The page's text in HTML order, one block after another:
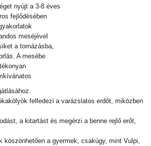
nyújt a 3-8 éves
fejlődésében
meséjével
a tornázásba,
A mesébe
felfedezi a varázslatos erdőt, miközben
a kitartást és megérzi a benne rejlő erőt,
köszönhetően a gyermek, csakúgy, mint Vulpi,